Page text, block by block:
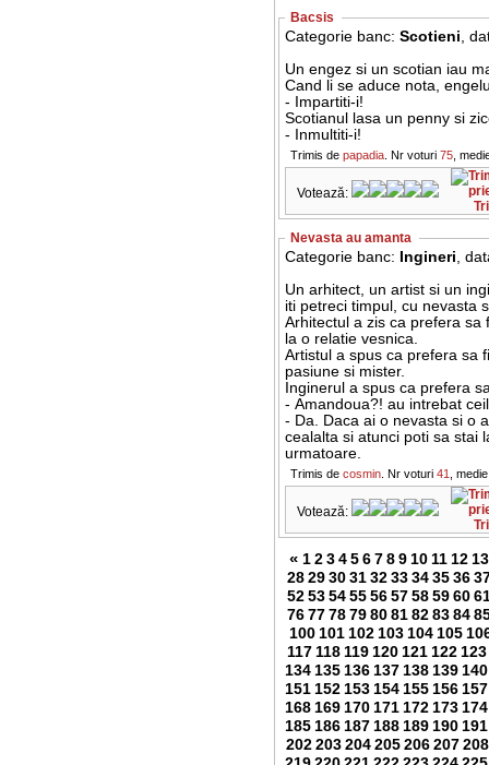
Bacsis
Categorie banc: Scotieni,
Un engez si un scotian iau
Cand li se aduce nota,
- Impartiti-i!
Scotianul lasa un penny si
- Inmultiti-i!
Trimis de papadia. Nr voturi 75,
Votează:
Nevasta au amanta
Categorie banc: Ingineri,
Un arhitect, un artist si un
iti petreci timpul, cu nevasta
Arhitectul a zis ca prefera sa
la o relatie vesnica.
Artistul a spus ca prefera sa
pasiune si mister.
Inginerul a spus ca prefera
- Amandoua?! au intrebat
- Da. Daca ai o nevasta si o
cealalta si atunci poti sa stai
urmatoare.
Trimis de cosmin. Nr voturi 41 ,
Votează:
« 1 2 3 4 5 6 7 8 9 10 11 12 13
28 29 30 31 32 33 34 35 36
52 53 54 55 56 57 58 59 60
76 77 78 79 80 81 82 83 84
100 101 102 103 104 105
117 118 119 120 121 122 123
134 135 136 137 138 139 140
151 152 153 154 155 156 157
168 169 170 171 172 173 174
185 186 187 188 189 190 191
202 203 204 205 206 207 208